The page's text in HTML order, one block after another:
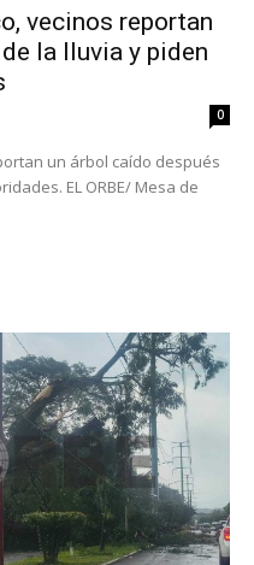
vecinos reportan
la lluvia y piden
0
un árbol caído después
EL ORBE/ Mesa de